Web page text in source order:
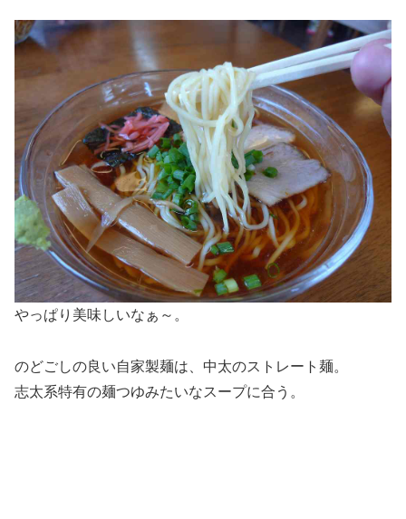
やっぱり美味しいなぁ～。
のどごしの良い自家製麺は、中太のストレート麺。
志太系特有の麺つゆみたいなスープに合う。